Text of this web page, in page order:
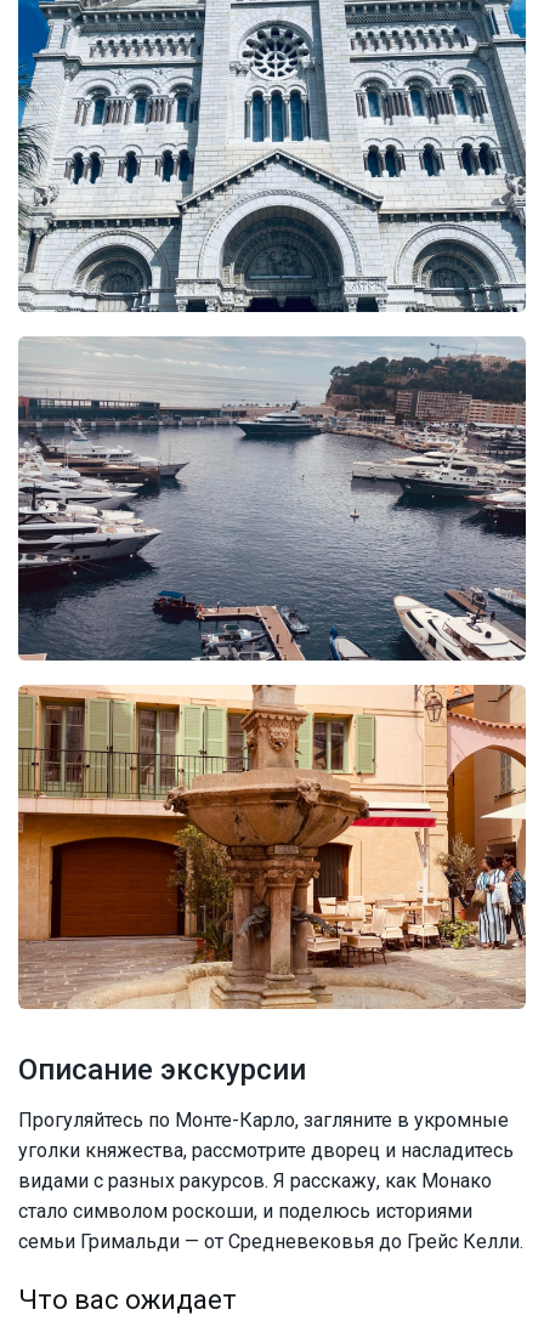
Описание экскурсии
Прогуляйтесь по Монте-Карло, загляните в укромные
уголки княжества, рассмотрите дворец и насладитесь
видами с разных ракурсов. Я расскажу, как Монако
стало символом роскоши, и поделюсь историями
семьи Гримальди — от Средневековья до Грейс Келли.
Что вас ожидает